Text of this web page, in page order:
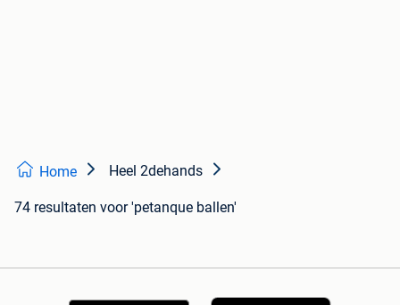
Home Heel 2dehands
74 resultaten voor 'petanque ballen'